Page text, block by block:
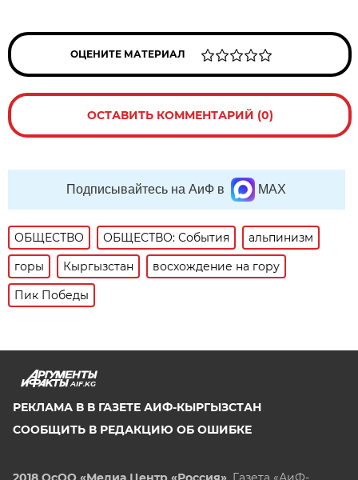
ОЦЕНИТЕ МАТЕРИАЛ
ОСТАВИТЬ КОММЕНТАРИЙ (0)
Подписывайтесь на АиФ в MAX
ОБЩЕСТВО ОБЩЕСТВО: События
альпинизм
горы
Кыргызстан
восхождение на гору
Пик Победы
AIF.KG
РЕКЛАМА В В ГАЗЕТЕ АИФ-КЫРГЫЗСТАН
СООБЩИТЬ В РЕДАКЦИЮ ОБ ОШИБКЕ